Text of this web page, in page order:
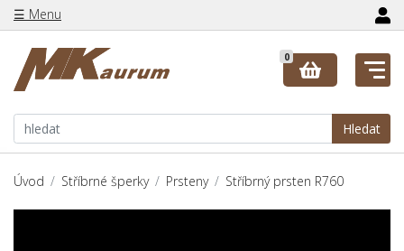
☰ Menu
Hledat
0
Úvod Stříbrné šperky Prsteny Stříbrný prsten R760